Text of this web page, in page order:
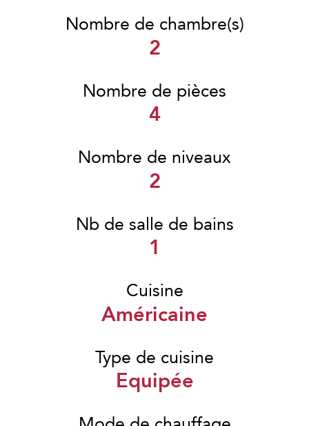
Nombre de chambre(s)
2
Nombre de pièces
4
Nombre de niveaux
2
Nb de salle de bains
1
Cuisine
Américaine
Type de cuisine
Equipée